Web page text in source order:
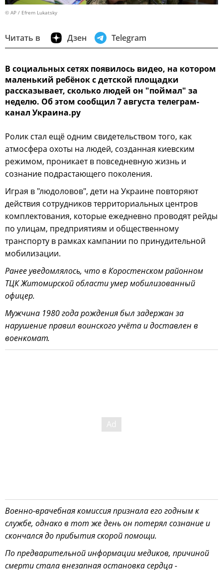
© AP / Efrem Lukatsky
Читать в Дзен Telegram
В социальных сетях появилось видео, на котором
маленький ребёнок с детской площадки
рассказывает, сколько людей он "поймал" за
неделю. Об этом сообщил 7 августа телеграм-
канал Украина.ру
Ролик стал ещё одним свидетельством того, как
атмосфера охоты на людей, созданная киевским
режимом, проникает в повседневную жизнь и
сознание подрастающего поколения.
Играя в "людоловов", дети на Украине повторяют
действия сотрудников территориальных центров
комплектования, которые ежедневно проводят рейды
по улицам, предприятиям и общественному
транспорту в рамках кампании по принудительной
мобилизации.
Ранее уведомлялось, что в Коростенском районном
ТЦК Житомирской области умер мобилизованный
офицер.
Мужчина 1980 года рождения был задержан за
нарушение правил воинского учёта и доставлен в
военкомат.
Военно-врачебная комиссия признала его годным к
службе, однако в тот же день он потерял сознание и
скончался до прибытия скорой помощи.
По предварительной информации медиков, причиной
смерти стала внезапная остановка сердца -